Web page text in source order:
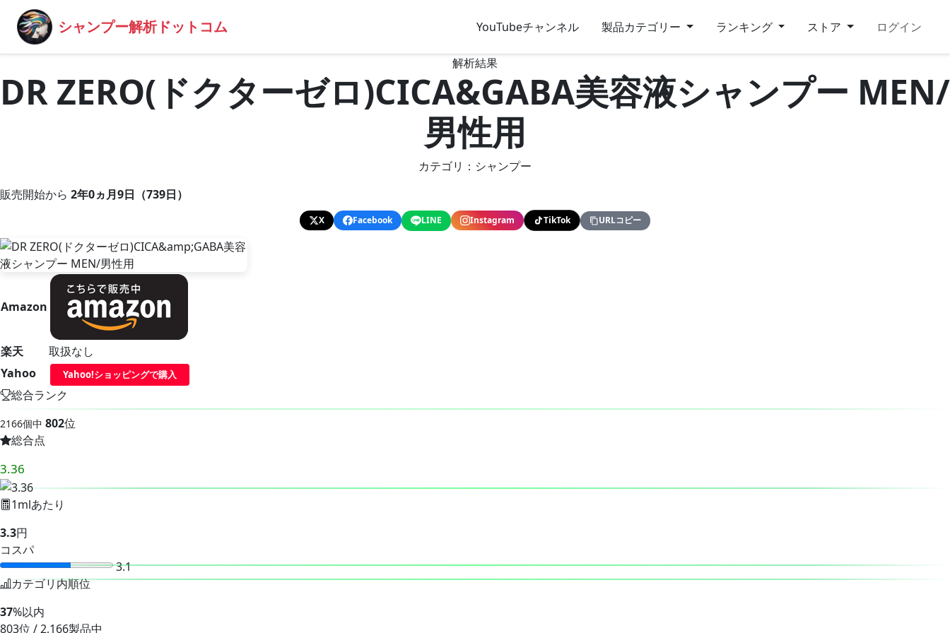
シャンプー解析ドットコム YouTubeチャンネル 製品カテゴリー ランキング ストア ログイン
解析結果
DR ZERO(ドクターゼロ)CICA&GABA美容液シャンプー MEN/
男性用
カテゴリ：シャンプー
販売開始から 2年0ヵ月9日（739日）
X Facebook LINE Instagram TikTok URLコピー
Amazon
楽天
取扱なし
Yahoo
Yahoo!ショッピングで購入
総合ランク
2166個中 802位
総合点
3.36
1mlあたり
3.3円
コスパ
3.1
カテゴリ内順位
37%以内
803位 / 2,166製品中